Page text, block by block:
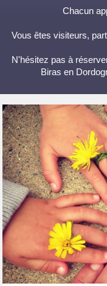
Chacun
Vous êtes visiteurs,
N'hésitez pas à
Biras en